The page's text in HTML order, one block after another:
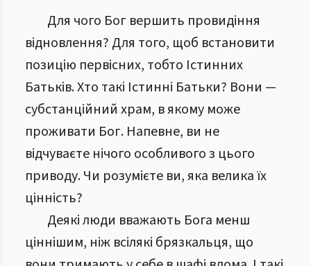
Для чого Бог вершить провидіння
відновлення? Для того, щоб встановити
позицію первісних, тобто Істинних
Батьків. Хто такі Істинні Батьки? Вони —
субстанційний храм, в якому може
проживати Бог. Напевне, ви не
відчуваєте нічого особливого з цього
приводу. Чи розумієте ви, яка велика їх
цінність?
Деякі люди вважають Бога менш
ціннішим, ніж всілякі брязкальця, що